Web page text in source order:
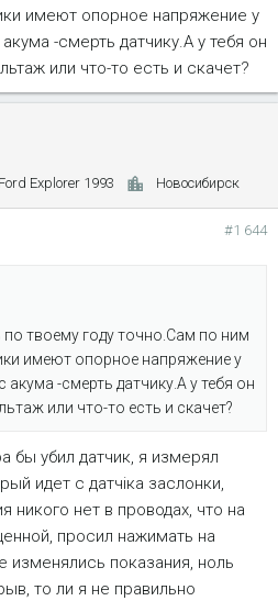
имеют опорное напряжение у
-смерть датчику.А у тебя он
или что-то есть и скачет?
Ford Explorer 1993 Новосибирск
#1 644
твоему году точно.Сам по ним
имеют опорное напряжение у
акума -смерть датчику.А у тебя он
или что-то есть и скачет?
бы убил датчик, я измерял
идет с датчiка заслонки,
никого нет в проводах, что на
просил нажимать на
изменялись показания, ноль
то ли я не правильно